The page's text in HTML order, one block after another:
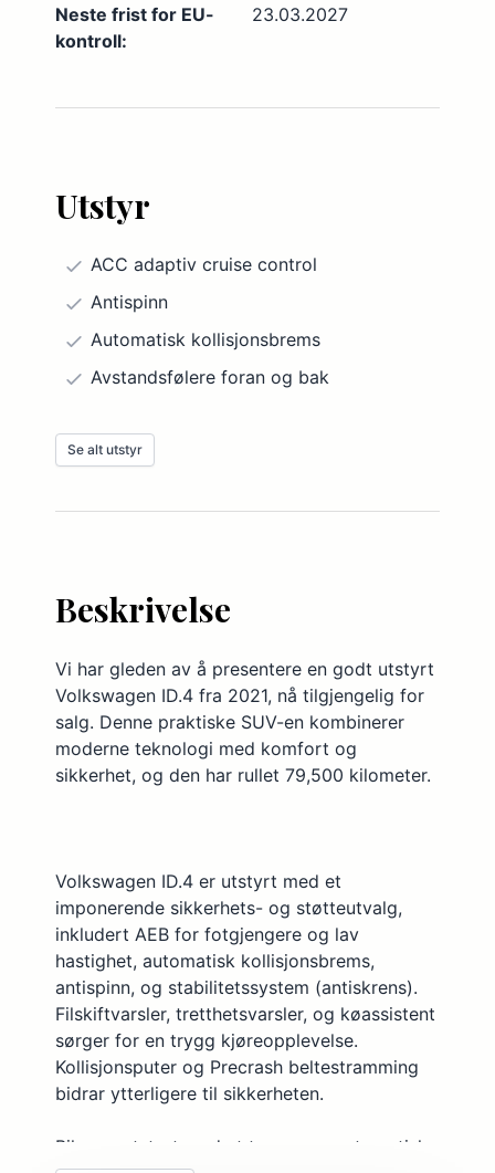
Neste frist for EU-
kontroll:
23.03.2027
Utstyr
ACC adaptiv cruise control
Antispinn
Automatisk kollisjonsbrems
Avstandsfølere foran og bak
Bakseter, delt
El. bakluke
Felger, aluminium
Filskiftvarsler dynamisk
Fjernlysassistent
Frontrute, oppvarmet
Hengerfeste
Hurtiglader
Høyttalere, antall: 7
Innfellbare speil, elektrisk
Internettilkobling
Isofix barnesetefesting
Kjøretøylokalisering
Se alt utstyr
Beskrivelse
Vi har gleden av å presentere en godt utstyrt
Volkswagen ID.4 fra 2021, nå tilgjengelig for
salg. Denne praktiske SUV-en kombinerer
moderne teknologi med komfort og
sikkerhet, og den har rullet 79,500 kilometer.
Volkswagen ID.4 er utstyrt med et
imponerende sikkerhets- og støtteutvalg,
inkludert AEB for fotgjengere og lav
hastighet, automatisk kollisjonsbrems,
antispinn, og stabilitetssystem (antiskrens).
Filskiftvarsler, tretthetsvarsler, og køassistent
sørger for en trygg kjøreopplevelse.
Kollisjonsputer og Precrash beltestramming
bidrar ytterligere til sikkerheten.
Bilen er utstyrt med et to-soners automatisk